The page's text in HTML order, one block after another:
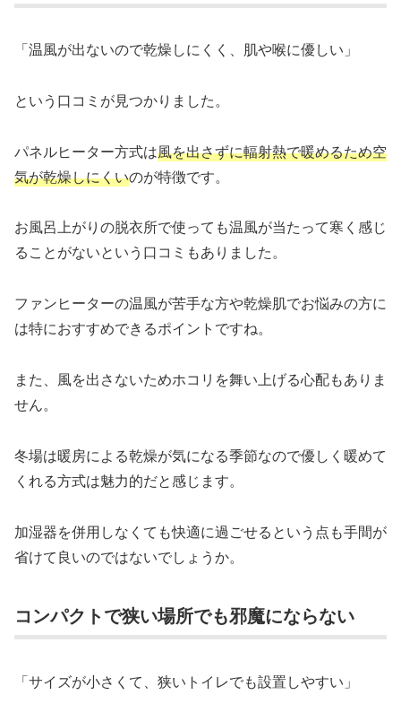
「温風が出ないので乾燥しにくく、肌や喉に優しい」
という口コミが見つかりました。
パネルヒーター方式は風を出さずに輻射熱で暖めるため空
気が乾燥しにくいのが特徴です。
お風呂上がりの脱衣所で使っても温風が当たって寒く感じ
ることがないという口コミもありました。
ファンヒーターの温風が苦手な方や乾燥肌でお悩みの方に
は特におすすめできるポイントですね。
また、風を出さないためホコリを舞い上げる心配もありま
せん。
冬場は暖房による乾燥が気になる季節なので優しく暖めて
くれる方式は魅力的だと感じます。
加湿器を併用しなくても快適に過ごせるという点も手間が
省けて良いのではないでしょうか。
コンパクトで狭い場所でも邪魔にならない
「サイズが小さくて、狭いトイレでも設置しやすい」